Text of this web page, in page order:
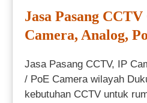
Jasa Pasang
Camera, Analog,
Jasa Pasang CCTV, IP
/ PoE Camera wilayah
kebutuhan CCTV untuk